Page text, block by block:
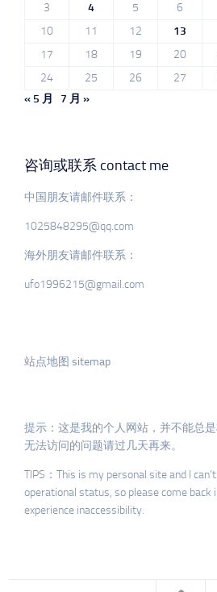
3
4 5 6
10
11 12 13
17
18 19 20
24
25 26 27
« 5 月
7 月 »
咨询或联系 contact me
中国朋友请邮件联系：
1025848295@qq.com
海外朋友请邮件联系：
ufo1996215@gmail.com
站点地图 sitemap
提示：这是我的个人网站，并不能总
无法访问的问题请过几天再来。
TIPS：This is my personal site and I
operational status, so please come back
experience inaccessibility.